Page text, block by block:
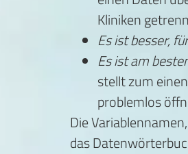
Kliniken
Es ist besser,
Es ist am
stellt zum
problemlos
Die
das